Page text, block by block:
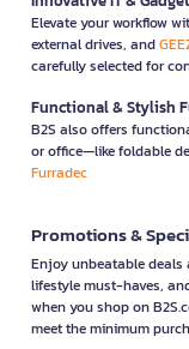
Elevate your workflow
external drives, and
carefully selected for
Functional & Stylish
B2S also offers
or office—like foldable
Furradec
Promotions &
Enjoy unbeatable
lifestyle must-haves,
when you shop on
meet the minimum